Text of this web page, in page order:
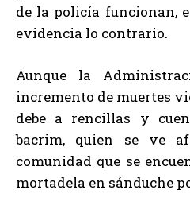
de la policía funcionan,
evidencia lo contrario.
Aunque la
incremento de muertes
debe a rencillas y
bacrim, quien se ve
comunidad que se
mortadela en sánduche